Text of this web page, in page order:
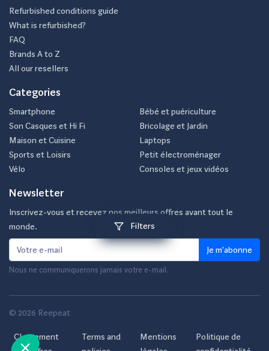
Filters
Refurbished conditions guide
What is refurbished?
FAQ
Brands A to Z
All our resellers
Categories
Smartphone
Son Casques et Hi Fi
Maison et Cuisine
Sports et Loisirs
Vélo
Bébé et puériculture
Bricolage et Jardin
Laptops
Petit électroménager
Consoles et jeux vidéos
Newsletter
Inscrivez-vous et recevez nos meilleurs offres avant tout le
monde.
Je m'abonne
Nous ne communiquerons jamais votre e-mail.
© 2026 Reepeat
Classement
Terms and
Mentions
Politique de